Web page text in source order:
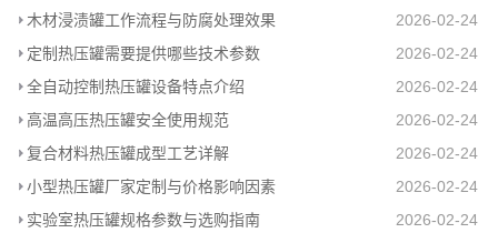
木材浸渍罐工作流程与防腐处理效果
2026-02-24
定制热压罐需要提供哪些技术参数
2026-02-24
全自动控制热压罐设备特点介绍
2026-02-24
高温高压热压罐安全使用规范
2026-02-24
复合材料热压罐成型工艺详解
2026-02-24
小型热压罐厂家定制与价格影响因素
2026-02-24
实验室热压罐规格参数与选购指南
2026-02-24